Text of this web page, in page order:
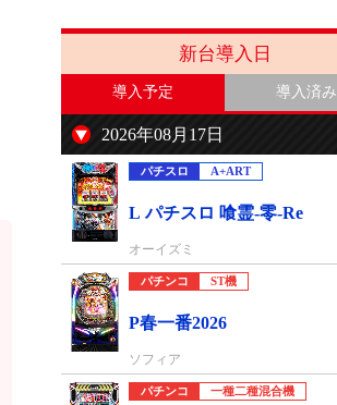
新台導入日
導入予定 導入済み
2026年08月17日
パチスロ A+ART
L パチスロ 喰霊-零-Re
オーイズミ
パチンコ ST機
P春一番2026
ソフィア
パチンコ 一種二種混合機